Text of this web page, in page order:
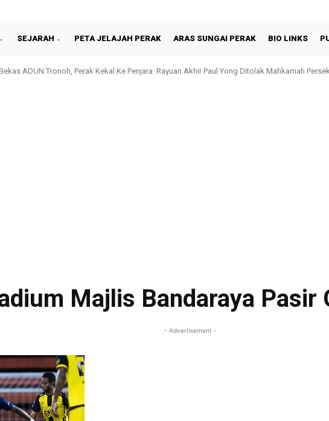
SEJARAH PETA JELAJAH PERAK ARAS SUNGAI PERAK BIO LINKS
ADUN Tronoh, Perak Kekal Ke Penjara: Rayuan Akhir Paul Yong Ditolak Mahkamah
Majlis Bandaraya Pasir
- Advertisement -